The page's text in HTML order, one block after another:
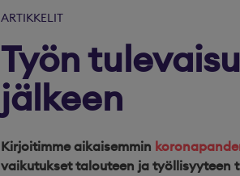
ARTIKKELIT
Työn
jälkeen
Kirjoitimme aikaisemmin
vaikutukset talouteen ja työllisyyteen